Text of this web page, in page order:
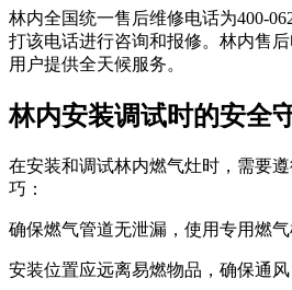
林内全国统一售后维修电话为400-
打该电话进行咨询和报修。林内售
用户提供全天候服务。
林内安装调试时的安全
在安装和调试林内燃气灶时，需要
巧：
确保燃气管道无泄漏，使用专用燃
安装位置应远离易燃物品，确保通